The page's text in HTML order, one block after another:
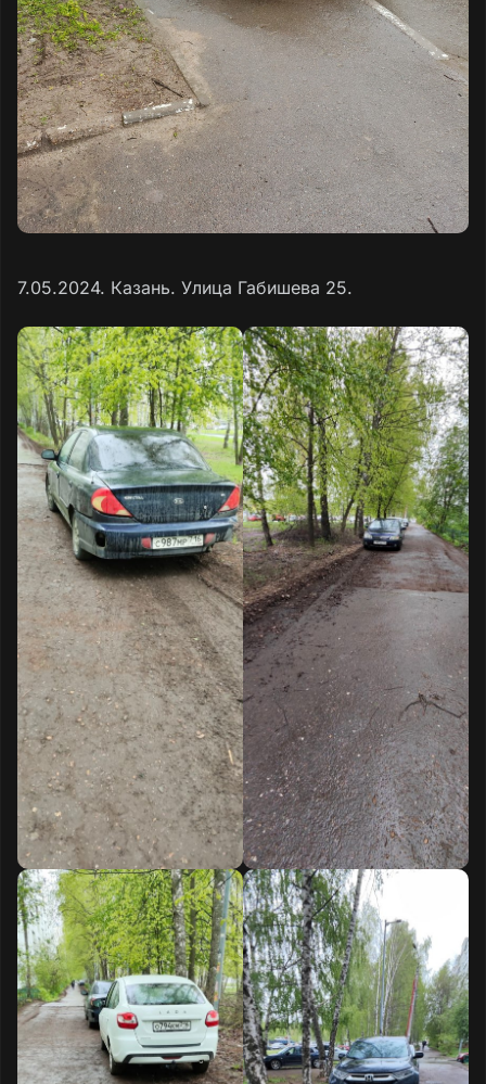
7.05.2024. Казань. Улица Габишева 25.